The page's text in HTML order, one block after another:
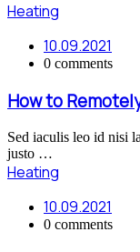
Heating
10.09.2021
0 comments
How to
Sed iaculis leo id nisi
justo …
Heating
10.09.2021
0 comments